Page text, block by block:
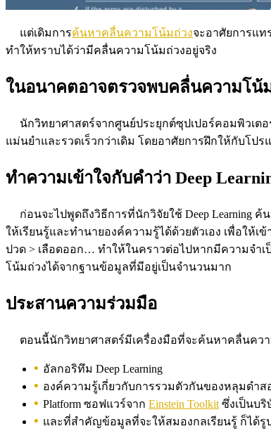
แต่เดิมการค้นหาคลื่นความโน้มถ่วงจะอาศัยการแ
ทำให้ทราบได้ว่ามีคลื่นความโน้มถ่วงอยู่จริง
ในอนาคตอาจตรวจพบคลื่นความโน้ม
นักวิทยาศาสตร์จากศูนย์ประยุกต์ซุปเปอร์คอมพิวเตอ
แม่นยำและรวดเร็วกว่าเดิม โดยอาศัยการฝึกให้กับโป
ทำความเข้าใจกับคำว่า Deep
ก่อนจะไปพูดถึงวิธีการที่นักวิจัยใช้ Deep Learning
ให้เรียนรู้และทำนายองค์ความรู้ได้ด้วยตัวเอง เพื่อให้
ปวด > เลือดออก… ทำให้ในคราวต่อไปหากมีความจำ
โน้มถ่วงได้จากฐานข้อมูลที่มีอยู่เป็นจำนวนมาก
ประสานความร่วมมือ
ตอนนี้นักวิทยาศาสตร์มีเครื่องมือที่จะค้นหาคลื่นควา
อัลกอริทึม Deep Learning
องค์ความรู้เกี่ยวกับการรวมตัวกันของหลุมดำส
Platform ซอฟแวร์จาก Einstein Toolkit ซึ่งเป็นบ
และที่สำคัญข้อมูลที่จะให้สมองกลเรียนรู้ ก็ได้